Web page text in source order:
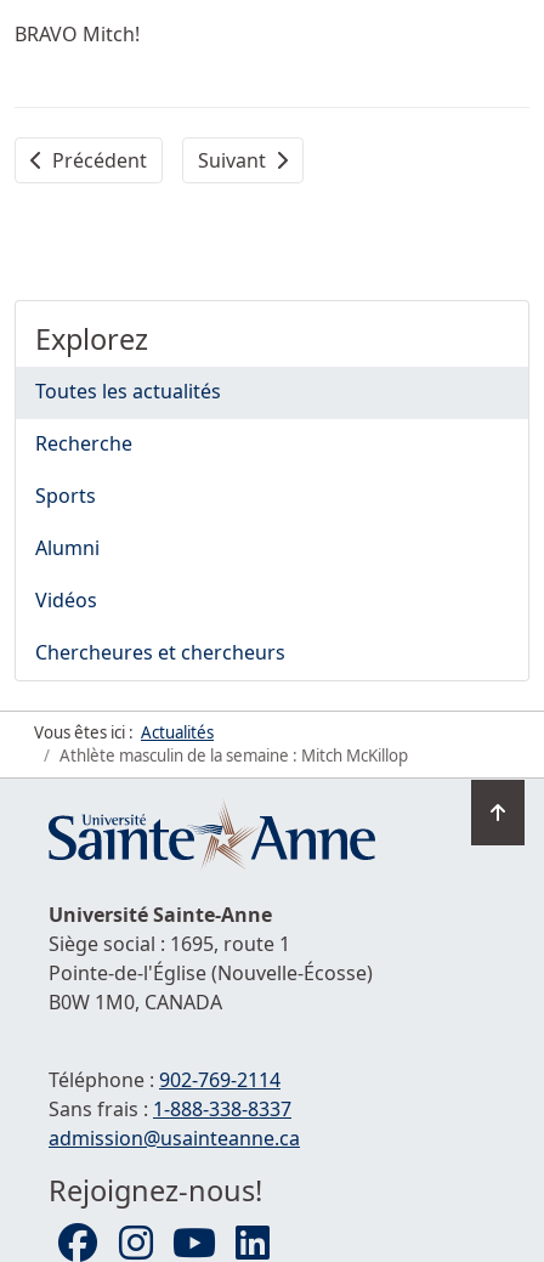
BRAVO Mitch!
Article précédent : Athlète masculin de la semaine :
Précédent Article suivant : Athlète féminine de
Suivant
Explorez
Toutes les actualités
Recherche
Sports
Alumni
Vidéos
Chercheures et chercheurs
Vous êtes ici : Actualités
Athlète masculin de la semaine : Mitch McKillop
en
UniversitéSainte-Anne
Siège social : 1695, route 1
Pointe-de-l'Église(Nouvelle-Écosse)
B0W 1M0, CANADA
Téléphone : 902-769-2114
Sans frais : 1-888-338-8337
Courriel :
admission@usainteanne.ca
Rejoignez-nous!